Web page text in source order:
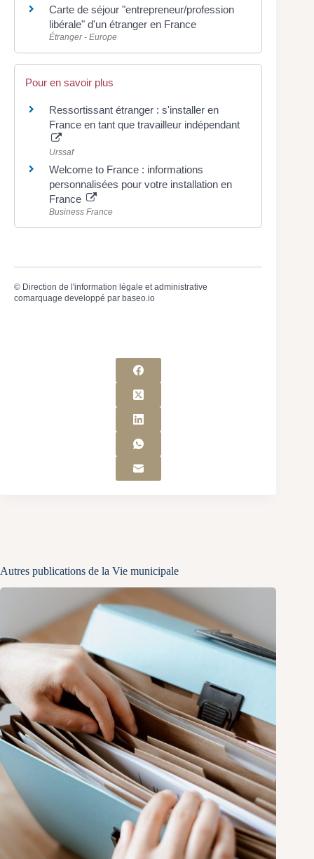
Carte de séjour "entrepreneur/profession
libérale" d'un étranger en France
Étranger - Europe
Pour en savoir plus
Ressortissant étranger : s'installer en
France en tant que travailleur indépendant
Urssaf
Welcome to France : informations
personnalisées pour votre installation en
France
Business France
© Direction de l'information légale et administrative
comarquage developpé par baseo.io
Autres publications de la Vie municipale